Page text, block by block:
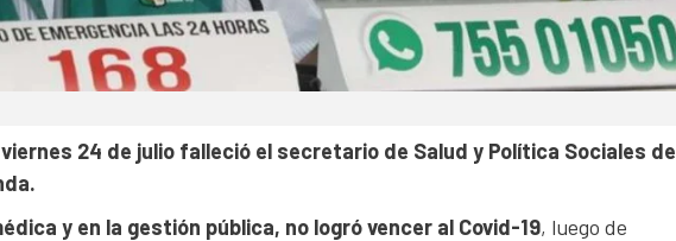
24 de julio falleció el secretario de Salud y Política Sociales
y en la gestión pública, no logró vencer al Covid-19, luego de